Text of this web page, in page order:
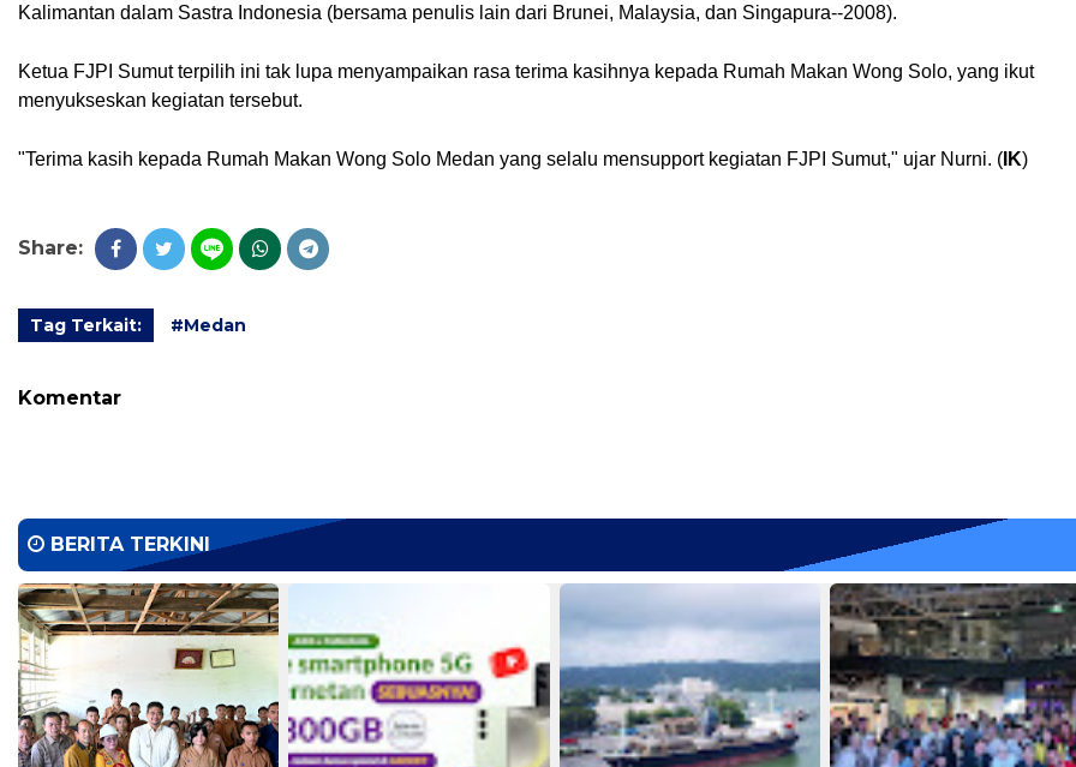
Kalimantan dalam Sastra Indonesia (bersama penulis lain dari Brunei, Malaysia, dan Singapura--2008).
Ketua FJPI Sumut terpilih ini tak lupa menyampaikan rasa terima kasihnya kepada Rumah Makan Wong Solo, yang ikut
menyukseskan kegiatan tersebut.
"Terima kasih kepada Rumah Makan Wong Solo Medan yang selalu mensupport kegiatan FJPI Sumut," ujar Nurni. ( IK)
Share:
Tag Terkait: #Medan
Komentar
BERITA TERKINI